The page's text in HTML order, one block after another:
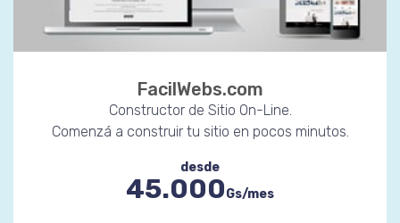
FacilWebs.com
Constructor de Sitio On-Line.
Comenzá a construir tu sitio en pocos minutos.
desde
45.000Gs/mes